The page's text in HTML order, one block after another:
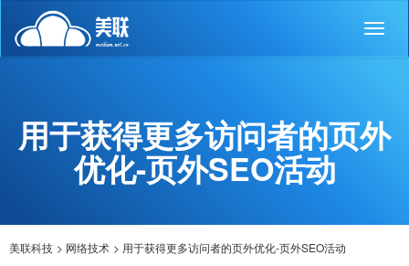
用于获得更多访问者的页外
优化-页外SEO活动
美联科技 > 网络技术 > 用于获得更多访问者的页外优化-页外SEO活动